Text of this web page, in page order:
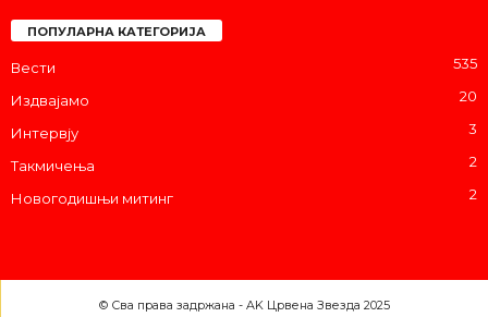
ПОПУЛАРНА КАТЕГОРИЈА
Вести 535
Издвајамо 20
Интервју 3
Такмичења 2
Новогодишњи митинг 2
© Сва права задржана - AK Црвена Звезда 2025